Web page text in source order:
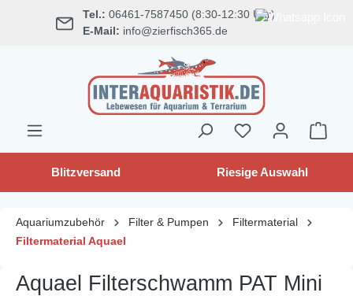
springen Tel.: 06461-7587450 (8:30-12:30 Uhr)
E-Mail: info@zierfisch365.de
Blitzversand Riesige Auswahl
Aquariumzubehör Filter & Pumpen
Filtermaterial
Filtermaterial Aquael
Aquael Filterschwamm PAT Mini